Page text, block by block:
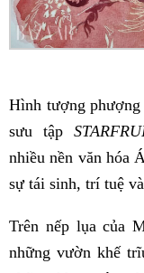
Hình tượng phượng
sưu tập
nhiều nền văn hóa
sự tái sinh, trí tuệ
Trên nếp lụa của
những vườn khế